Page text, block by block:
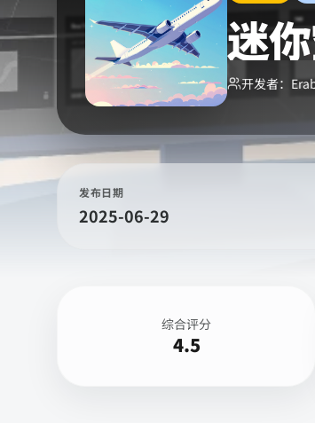
迷
开发者：
发布日期
2025-06-29
综合评分
4.5